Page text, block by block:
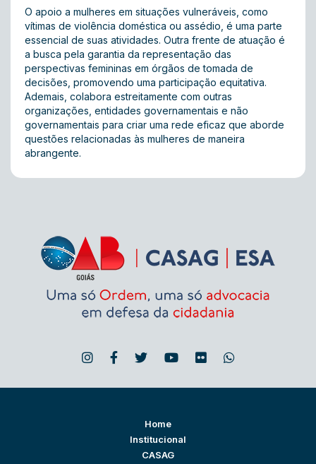
O apoio a mulheres em situações vulneráveis, como
vítimas de violência doméstica ou assédio, é uma parte
essencial de suas atividades. Outra frente de atuação é
a busca pela garantia da representação das
perspectivas femininas em órgãos de tomada de
decisões, promovendo uma participação equitativa.
Ademais, colabora estreitamente com outras
organizações, entidades governamentais e não
governamentais para criar uma rede eficaz que aborde
questões relacionadas às mulheres de maneira
abrangente.
Home
Institucional
CASAG